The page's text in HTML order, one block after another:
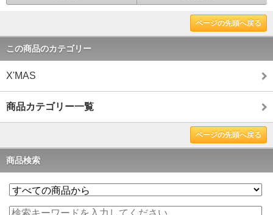
ページの先頭へ戻る
この商品のカテゴリー
X'MAS
商品カテゴリー一覧
ページの先頭へ戻る
商品検索